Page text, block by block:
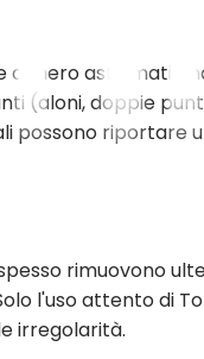
mero
(aloni, doppie
possono riportare
rimuovono
l'uso attento di
irregolarità.